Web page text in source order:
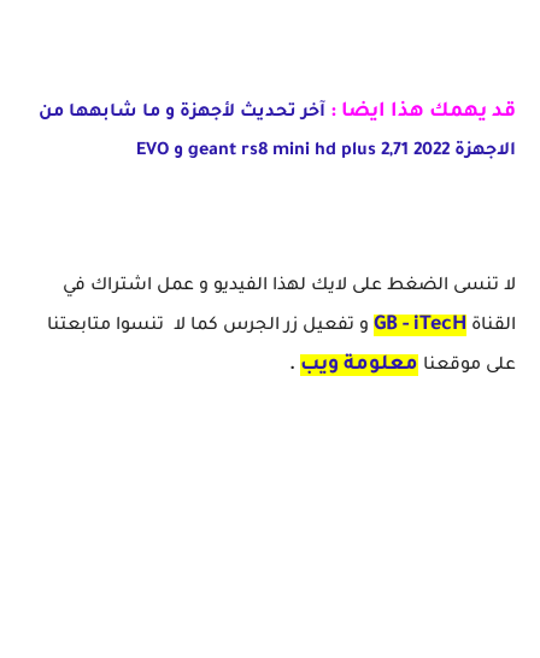
قد يهمك هذا ايضا : آخر تحديث لأجهزة و ما شابهها من
الاجهزة geant rs8 mini hd plus 2,71 2022 و EVO
لا تنسى الضغط على لايك لهذا الفيديو و عمل اشتراك في
القناة GB - iTecH و تفعيل زر الجرس كما لا تنسوا متابعتنا
على موقعنا معلومة ويب .